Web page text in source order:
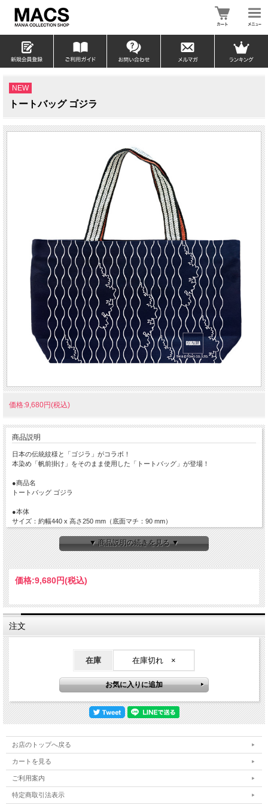
NEW
トートバッグ ゴジラ
価格:9,680円(税込)
商品説明
日本の伝統紋様と「ゴジラ」がコラボ！
本染め「帆前掛け」をそのまま使用した「トートバッグ」が登場！
●商品名
トートバッグ ゴジラ
●本体
サイズ：約幅440 x 高さ250 mm（底面マチ：90 mm）
重量：約220g
素材：綿75% レーヨン25%
●パッケージ
PP袋
※画像はイメージです。現物とは異なる場合がございます。全て手作りですので個
体差が生じます。
・波状の線が下から上に湧いてくるように描かれた柄です。くねくねとした縦線が
向き合って並び、対照的に繰り返されています。
・日本伝統文様「立湧」を「ゴジラ」の皮膚に見立て、「ゴジラ」の背びれをモチ
ーフにデザイン。
【硫化染めについて】
硫化染めは、戦前から続く伝統的な技法で、硫化染料を使い、生地を染める技法で
使い込むほどに独特の風合いが出るのが魅力で、デニムのように色落ちを楽しむこ
主に、消防袢天や作業袢天、日本手拭、帆前掛けなどに用いられます。
▼ 商品説明の続きを見る ▼
価格:9,680円(税込)
注文
在庫 在庫切れ ×
お店のトップへ戻る
カートを見る
ご利用案内
特定商取引法表示